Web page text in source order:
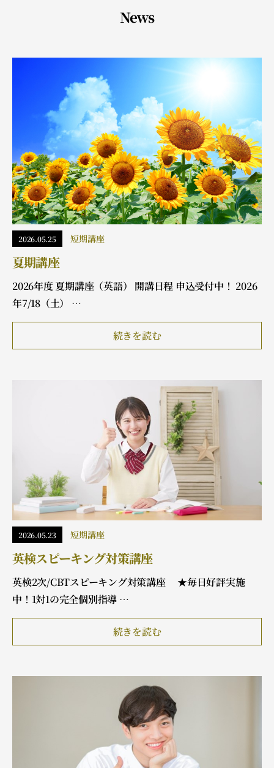
News
2026.05.25 短期講座
夏期講座
2026年度 夏期講座（英語） 開講日程 申込受付中！ 2026
年7/18（土） …
続きを読む
2026.05.23 短期講座
英検スピーキング対策講座
英検2次/CBTスピーキング対策講座 ★毎日好評実施
中！1対1の完全個別指導 …
続きを読む